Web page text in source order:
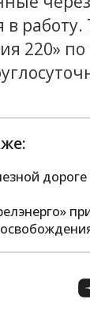
работу.
220»